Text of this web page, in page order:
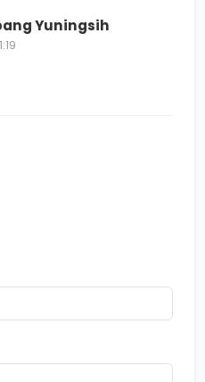
Yuningsih